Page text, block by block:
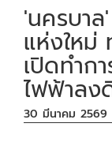
'นครบา
แห่งใหม่
เปิดทำก
ไฟฟ้าลง
30 มีนาคม 2569